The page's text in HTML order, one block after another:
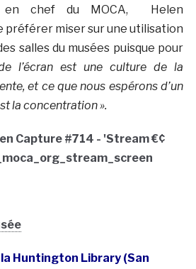
en chef du MOCA, Helen
préférer miser sur une utilisation
salles du musées puisque pour
l’écran est une culture de la
et ce que nous espérons d’un
la concentration ».
Huntington Library (San